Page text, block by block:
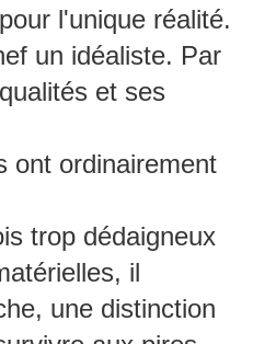
l'unique réalité.
un idéaliste. Par
et ses
ont ordinairement
trop dédaigneux
il
une distinction